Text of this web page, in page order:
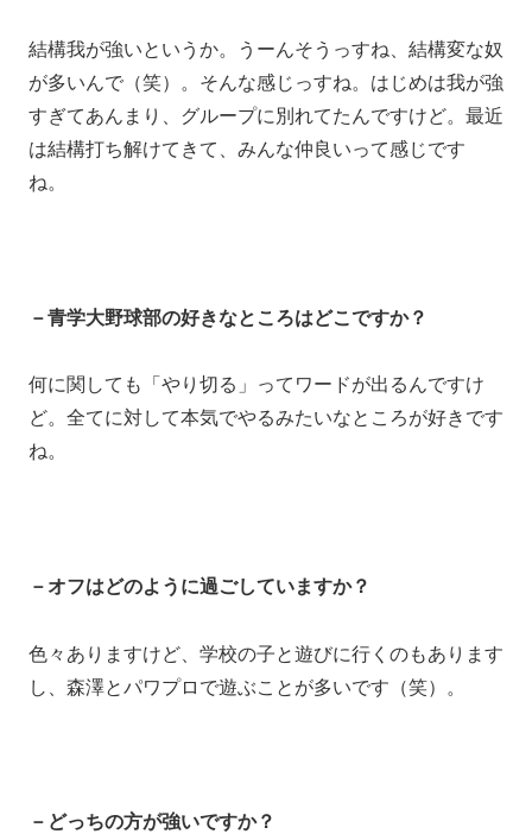
結構我が強いというか。うーんそうっすね、結構変な奴
が多いんで（笑）。そんな感じっすね。はじめは我が強
すぎてあんまり、グループに別れてたんですけど。最近
は結構打ち解けてきて、みんな仲良いって感じです
ね。
－青学大野球部の好きなところはどこですか？
何に関しても「やり切る」ってワードが出るんですけ
ど。全てに対して本気でやるみたいなところが好きです
ね。
－オフはどのように過ごしていますか？
色々ありますけど、学校の子と遊びに行くのもあります
し、森澤とパワプロで遊ぶことが多いです（笑）。
－どっちの方が強いですか？